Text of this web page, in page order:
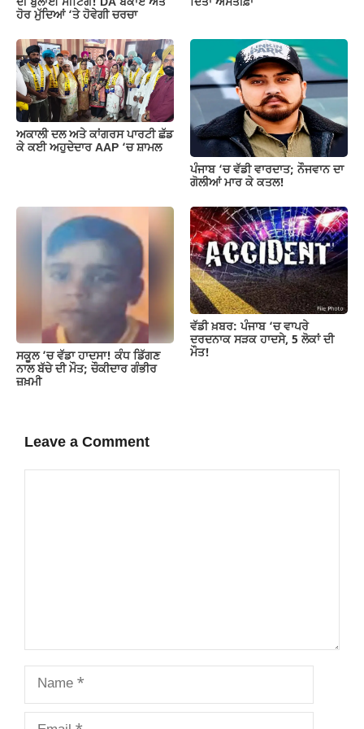
ਹੋਰ ਮੁੱਦਿਆਂ ‘ਤੇ ਹੋਵੇਗੀ ਚਰਚਾ
ਦਿੱਤਾ ਅਸਤੀਫ਼ਾ
ਅਕਾਲੀ ਦਲ ਅਤੇ ਕਾਂਗਰਸ ਪਾਰਟੀ ਛੱਡ
ਕੇ ਕਈ ਅਹੁਦੇਦਾਰ AAP ‘ਚ ਸ਼ਾਮਲ
ਪੰਜਾਬ ‘ਚ ਵੱਡੀ ਵਾਰਦਾਤ; ਨੌਜਵਾਨ ਦਾ
ਗੋਲੀਆਂ ਮਾਰ ਕੇ ਕਤਲ!
ਸਕੂਲ ’ਚ ਵੱਡਾ ਹਾਦਸਾ! ਕੰਧ ਡਿੱਗਣ
ਨਾਲ ਬੱਚੇ ਦੀ ਮੌਤ; ਚੌਕੀਦਾਰ ਗੰਭੀਰ
ਜ਼ਖ਼ਮੀ
ਵੱਡੀ ਖ਼ਬਰ: ਪੰਜਾਬ ‘ਚ ਵਾਪਰੇ
ਦਰਦਨਾਕ ਸੜਕ ਹਾਦਸੇ, 5 ਲੋਕਾਂ ਦੀ
ਮੌਤ!
Leave a Comment
Name
Email